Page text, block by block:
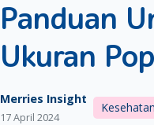
Panduan
Ukuran
Merries Insight
17 April 2024
Kesehatan